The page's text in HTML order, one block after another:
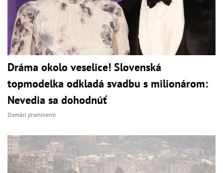
Dráma okolo veselice! Slovenská
topmodelka odkladá svadbu s milionárom:
Nevedia sa dohodnúť
Domáci prominenti